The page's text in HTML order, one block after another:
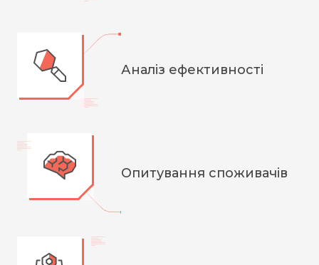
Аналіз ефективності
Опитування споживачів